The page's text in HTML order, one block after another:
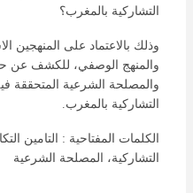
التشاركية بالمغرب؟
وذلك بالاعتماد على المنهجين
والمنهج الوصفي، للكشف عن
والمصلحة الشرعية المتحققة
التشاركية بالمغرب.
الكلمات المفتاحية : التامين
التشاركية، المصلحة الشرعية